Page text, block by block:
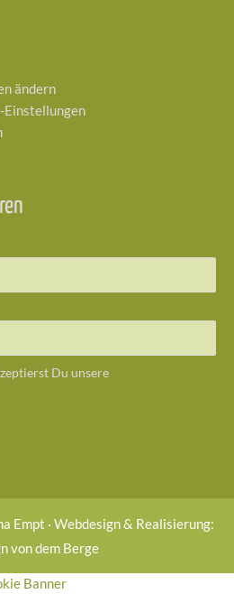
ändern
Du unsere
· Webdesign & Realisierung:
von dem Berge
Banner